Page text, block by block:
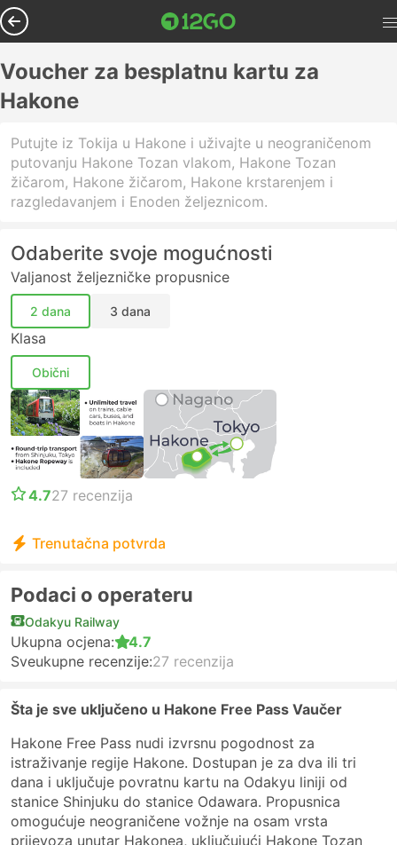
Voucher za besplatnu kartu za
Hakone
Putujte iz Tokija u Hakone i uživajte u neograničenom
putovanju Hakone Tozan vlakom, Hakone Tozan
žičarom, Hakone žičarom, Hakone krstarenjem i
razgledavanjem i Enoden željeznicom.
Odaberite svoje mogućnosti
Valjanost željezničke propusnice
2 dana 3 dana
Klasa
Obični
4.727 recenzija
Trenutačna potvrda
Podaci o operateru
Odakyu Railway
Ukupna ocjena:
4.7
Sveukupne recenzije:27 recenzija
Šta je sve uključeno u Hakone Free Pass Vaučer
Hakone Free Pass nudi izvrsnu pogodnost za
istraživanje regije Hakone. Dostupan je za dva ili tri
dana i uključuje povratnu kartu na Odakyu liniji od
stanice Shinjuku do stanice Odawara. Propusnica
omogućuje neograničene vožnje na osam vrsta
prijevoza unutar Hakonea, uključujući Hakone Tozan